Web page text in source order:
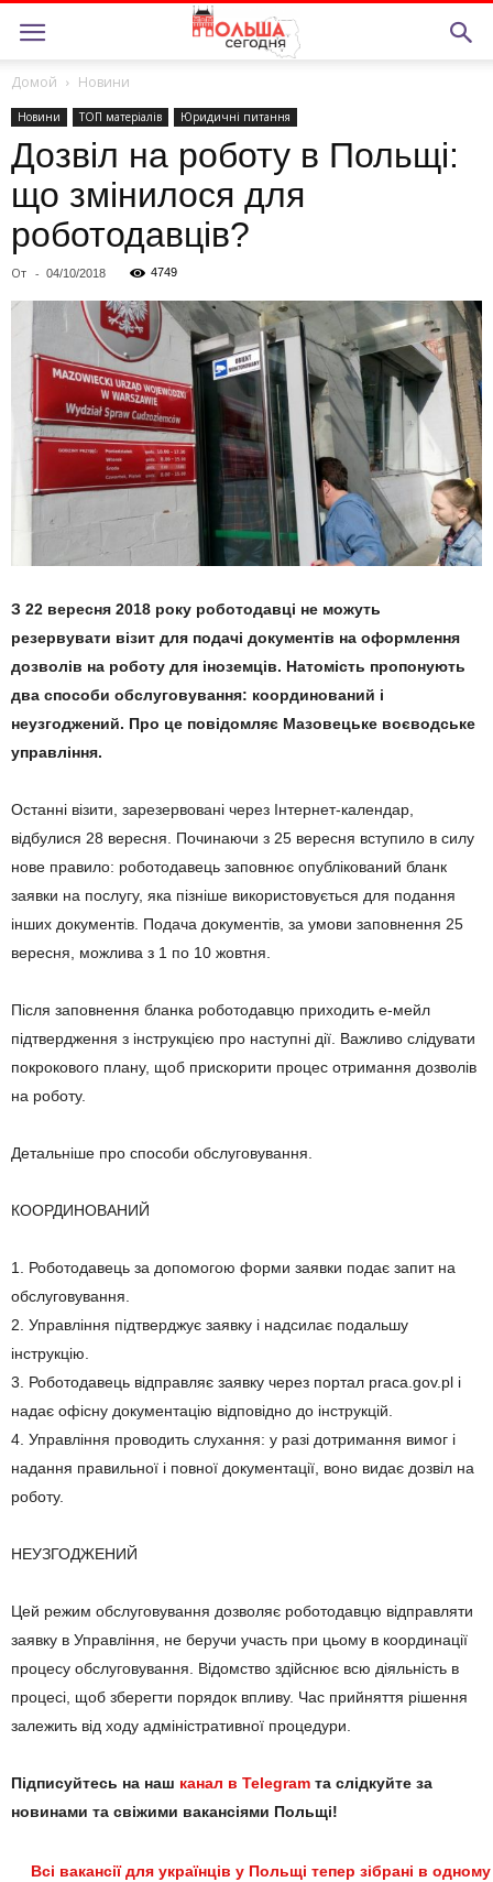
Домой Новини
Новини ТОП матерiалiв Юридичні питання
Дозвіл на роботу в Польщі:
що змінилося для
роботодавців?
От - 04/10/2018 4749
З 22 вересня 2018 року роботодавці не можуть
резервувати візит для подачі документів на оформлення
дозволів на роботу для іноземців. Натомість пропонують
два способи обслуговування: координований і
неузгоджений. Про це повідомляє Мазовецьке воєводське
управління.
Останні візити, зарезервовані через Інтернет-календар,
відбулися 28 вересня. Починаючи з 25 вересня вступило в силу
нове правило: роботодавець заповнює опублікований бланк
заявки на послугу, яка пізніше використовується для подання
інших документів. Подача документів, за умови заповнення 25
вересня, можлива з 1 по 10 жовтня.
Після заповнення бланка роботодавцю приходить е-мейл
підтвердження з інструкцією про наступні дії. Важливо слідувати
покрокового плану, щоб прискорити процес отримання дозволів
на роботу.
Детальніше про способи обслуговування.
КООРДИНОВАНИЙ
1. Роботодавець за допомогою форми заявки подає запит на
обслуговування.
2. Управління підтверджує заявку і надсилає подальшу
інструкцію.
3. Роботодавець відправляє заявку через портал praca.gov.pl і
надає офісну документацію відповідно до інструкцій.
4. Управління проводить слухання: у разі дотримання вимог і
надання правильної і повної документації, воно видає дозвіл на
роботу.
НЕУЗГОДЖЕНИЙ
Цей режим обслуговування дозволяє роботодавцю відправляти
заявку в Управління, не беручи участь при цьому в координації
процесу обслуговування. Відомство здійснює всю діяльність в
процесі, щоб зберегти порядок впливу. Час прийняття рішення
залежить від ходу адміністративної процедури.
Підписуйтесь на наш канал в Telegram та слідкуйте за
новинами та свіжими вакансіями Польщі!
Всі вакансії для українців у Польщі тепер зібрані в одному